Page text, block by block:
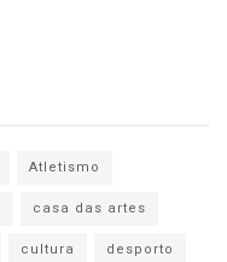
Atletismo
casa das artes
cultura
desporto